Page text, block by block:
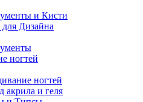
и Кисти
Дизайна
ногтей
ногтей
акрила и геля